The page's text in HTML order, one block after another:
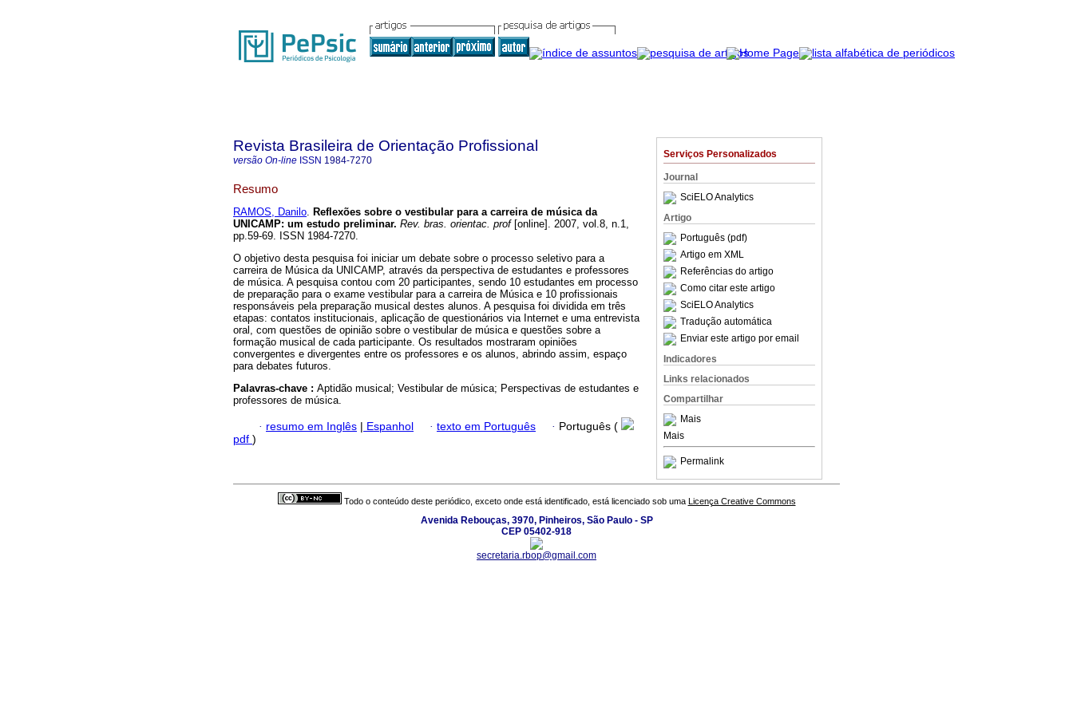
Serviços Personalizados
Journal
SciELO Analytics
Artigo
Português (pdf)
Artigo em XML
Referências do artigo
Como citar este artigo
SciELO Analytics
Tradução automática
Enviar este artigo por email
Indicadores
Links relacionados
Compartilhar
Mais
Mais
Permalink
Revista Brasileira de Orientação Profissional
versão On-line ISSN 1984-7270
Resumo
RAMOS, Danilo. Reflexões sobre o vestibular para a carreira de música da
UNICAMP: um estudo preliminar. Rev. bras. orientac. prof[online]. 2007, vol.8, n.1,
pp.59-69. ISSN 1984-7270.
O objetivo desta pesquisa foi iniciar um debate sobre o processo seletivo para a
carreira de Música da UNICAMP, através da perspectiva de estudantes e professores
de música. A pesquisa contou com 20 participantes, sendo 10 estudantes em processo
de preparação para o exame vestibular para a carreira de Música e 10 profissionais
responsáveis pela preparação musical destes alunos. A pesquisa foi dividida em três
etapas: contatos institucionais, aplicação de questionários via Internet e uma entrevista
oral, com questões de opinião sobre o vestibular de música e questões sobre a
formação musical de cada participante. Os resultados mostraram opiniões
convergentes e divergentes entre os professores e os alunos, abrindo assim, espaço
para debates futuros.
Palavras-chave : Aptidão musical; Vestibular de música; Perspectivas de estudantes e
professores de música.
· resumo em Inglês | Espanhol · texto em Português · Português (
pdf )
Todo o conteúdo deste periódico, exceto onde está identificado, está licenciado sob uma Licença Creative Commons
Avenida Rebouças, 3970, Pinheiros, São Paulo - SP
CEP 05402-918
secretaria.rbop@gmail.com